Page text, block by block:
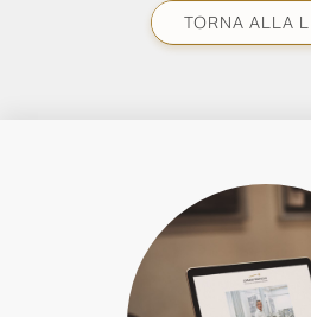
TORNA ALLA